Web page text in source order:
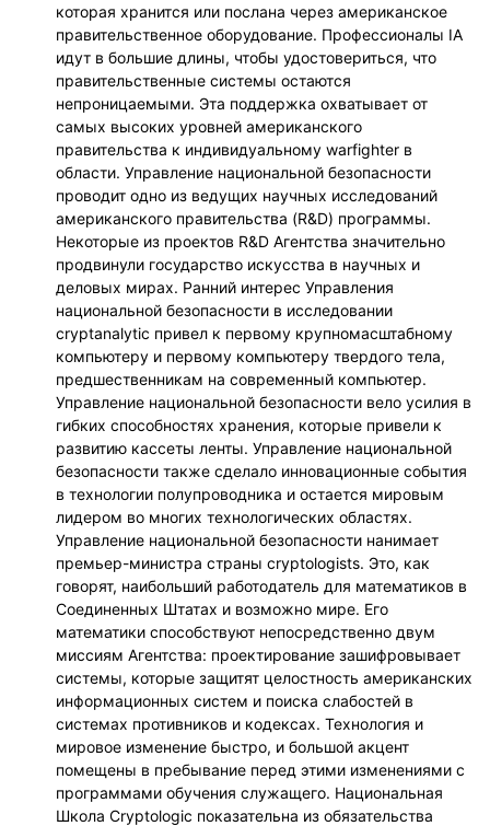
которая хранится или послана через американское
правительственное оборудование. Профессионалы IA
идут в большие длины, чтобы удостовериться, что
правительственные системы остаются
непроницаемыми. Эта поддержка охватывает от
самых высоких уровней американского
правительства к индивидуальному warfighter в
области. Управление национальной безопасности
проводит одно из ведущих научных исследований
американского правительства (R&D) программы.
Некоторые из проектов R&D Агентства значительно
продвинули государство искусства в научных и
деловых мирах. Ранний интерес Управления
национальной безопасности в исследовании
cryptanalytic привел к первому крупномасштабному
компьютеру и первому компьютеру твердого тела,
предшественникам на современный компьютер.
Управление национальной безопасности вело усилия в
гибких способностях хранения, которые привели к
развитию кассеты ленты. Управление национальной
безопасности также сделало инновационные события
в технологии полупроводника и остается мировым
лидером во многих технологических областях.
Управление национальной безопасности нанимает
премьер-министра страны cryptologists. Это, как
говорят, наибольший работодатель для математиков в
Соединенных Штатах и возможно мире. Его
математики способствуют непосредственно двум
миссиям Агентства: проектирование зашифровывает
системы, которые защитят целостность американских
информационных систем и поиска слабостей в
системах противников и кодексах. Технология и
мировое изменение быстро, и большой акцент
помещены в пребывание перед этими изменениями с
программами обучения служащего. Национальная
Школа Cryptologic показательна из обязательства